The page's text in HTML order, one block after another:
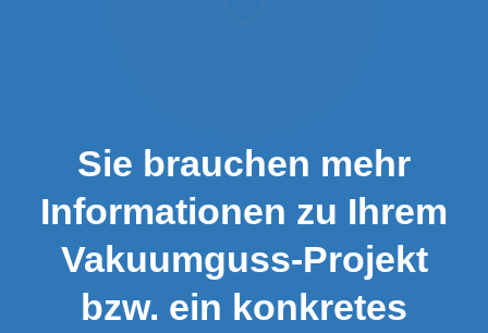
Sie brauchen mehr
Informationen zu Ihrem
Vakuumguss-Projekt
bzw. ein konkretes